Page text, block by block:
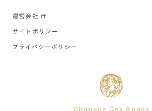
運営会社
サイトポリシー
プライバシーポリシー